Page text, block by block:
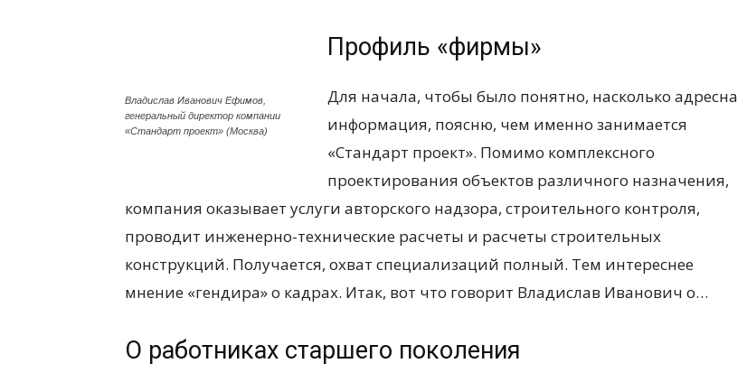
Владислав Иванович Ефимов,
генеральный директор компании
«Стандарт проект» (Москва)
Профиль «фирмы»
Для начала, чтобы было понятно, насколько адресна
информация, поясню, чем именно занимается
«Стандарт проект». Помимо комплексного
проектирования объектов различного назначения,
компания оказывает услуги авторского надзора, строительного контроля,
проводит инженерно-технические расчеты и расчеты строительных
конструкций. Получается, охват специализаций полный. Тем интереснее
мнение «гендира» о кадрах. Итак, вот что говорит Владислав Иванович о…
О работниках старшего поколения